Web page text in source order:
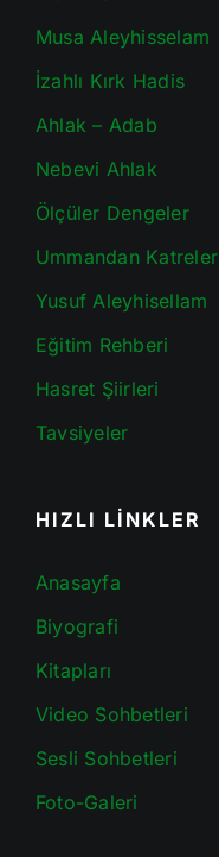
Musa Aleyhisselam
İzahlı Kırk Hadis
Ahlak – Adab
Nebevi Ahlak
Ölçüler Dengeler
Ummandan Katreler
Yusuf Aleyhisellam
Eğitim Rehberi
Hasret Şiirleri
Tavsiyeler
HIZLI LİNKLER
Anasayfa
Biyografi
Kitapları
Video Sohbetleri
Sesli Sohbetleri
Foto-Galeri